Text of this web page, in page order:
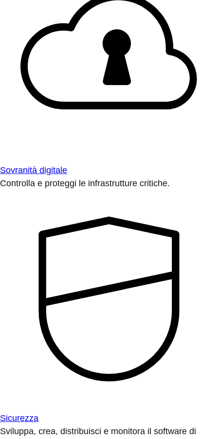
Sovranità digitale
Controlla e proteggi le infrastrutture critiche.
Sicurezza
Sviluppa, crea, distribuisci e monitora il software di